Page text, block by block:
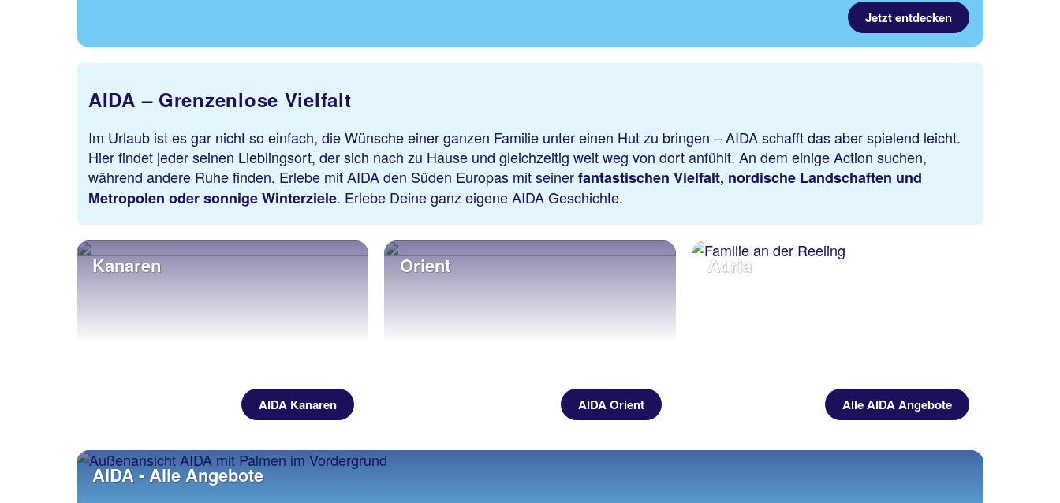
Jetzt entdecken
AIDA – Grenzenlose Vielfalt
Im Urlaub ist es gar nicht so einfach, die Wünsche einer ganzen Familie unter einen Hut zu bringen – AIDA schafft das aber spielend leicht.
Hier findet jeder seinen Lieblingsort, der sich nach zu Hause und gleichzeitig weit weg von dort anfühlt. An dem einige Action suchen,
während andere Ruhe finden. Erlebe mit AIDA den Süden Europas mit seinerfantastischen Vielfalt, nordische Landschaften und
Metropolen oder sonnige Winterziele. Erlebe Deine ganz eigene AIDA Geschichte.
Kanaren
AIDA Kanaren
Orient
AIDA Orient
Adria
Alle AIDA Angebote
AIDA - Alle Angebote